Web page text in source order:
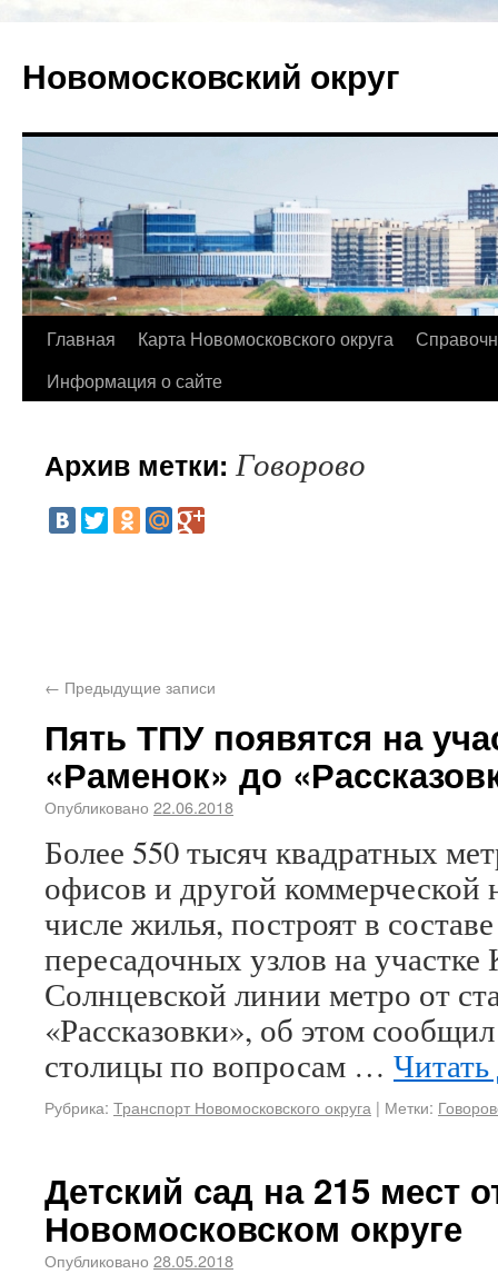
Новомосковский округ
Главная Карта Новомосковского округа
Информация о сайте
Архив метки:Говорово
← Предыдущие записи
Пять ТПУ появятся на
«Раменок» до
Опубликовано 22.06.2018
Более 550 тысяч квадратных
офисов и другой
числе жилья, построят в
пересадочных узлов на
Солнцевской линии метро от
«Рассказовки», об этом
столицы по вопросам …
Рубрика: Транспорт Новомосковского округа | Метки:
Детский сад на 215 мест
Новомосковском округе
Опубликовано 28.05.2018